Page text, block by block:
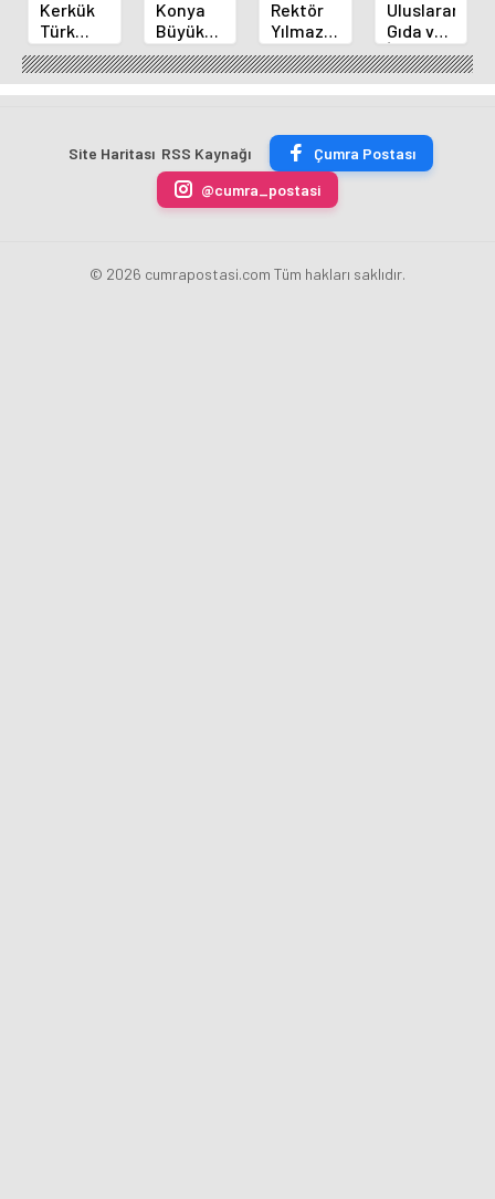
Kerkük
Türk
Dünyası
Belediyeler
Birliği
Konya
Büyükşehir'den
Alanya
Yangınına
Destek
Rektör
Yılmaz
ve
Akademisyenler
2.
Şurasında
Uluslararası
Gıda ve
İnovasyon
Forumu
Selçuklu'da
Site Haritası RSS Kaynağı
Çumra Postası
@cumra_postasi
© 2026 cumrapostasi.com Tüm hakları saklıdır.